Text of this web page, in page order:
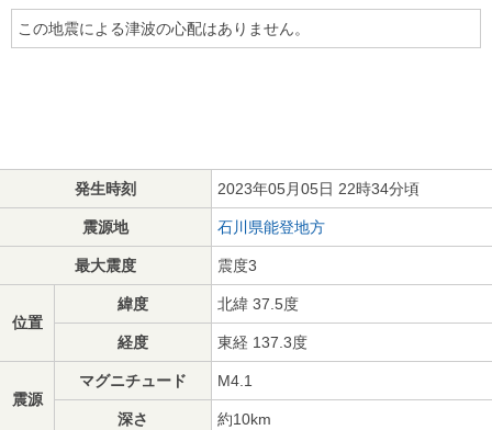
この地震による津波の心配はありません。
発生時刻 2023年05月05日 22時34分頃
震源地 石川県能登地方
最大震度 震度3
位置
緯度 北緯 37.5度
経度 東経 137.3度
震源
マグニチュード M4.1
深さ 約10km